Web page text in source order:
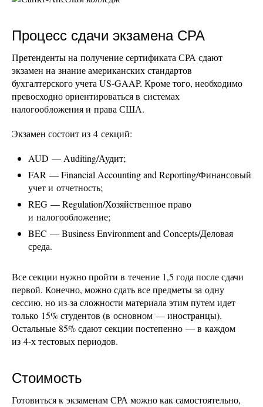
Процесс сдачи экзамена СРА
Претенденты на получение сертификата СРА сдают
экзамен на знание американских стандартов
бухгалтерского учета US-GAAP. Кроме того, необходимо
превосходно ориентироваться в системах
налогообложения и права США.
Экзамен состоит из 4 секций:
AUD — Auditing/Аудит;
FAR — Financial Accounting and Reporting/Финансовый
учет и отчетность;
REG — Regulation/Хозяйственное право
и налогообложение;
BEC — Business Environment and Concepts/Деловая
среда.
Все секции нужно пройти в течение 1,5 года после сдачи
первой. Конечно, можно сдать все предметы за одну
сессию, но из-за сложности материала этим путем идет
только 15% студентов (в основном — иностранцы).
Остальные 85% сдают секции постепенно — в каждом
из 4-х тестовых периодов.
Стоимость
Готовиться к экзаменам СРА можно как самостоятельно,